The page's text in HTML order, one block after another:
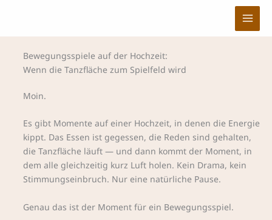
springen
Bewegungsspiele auf der Hochzeit:
Wenn die Tanzfläche zum Spielfeld wird
Moin.
Es gibt Momente auf einer Hochzeit, in denen die Energie
kippt. Das Essen ist gegessen, die Reden sind gehalten,
die Tanzfläche läuft — und dann kommt der Moment, in
dem alle gleichzeitig kurz Luft holen. Kein Drama, kein
Stimmungseinbruch. Nur eine natürliche Pause.
Genau das ist der Moment für ein Bewegungsspiel.